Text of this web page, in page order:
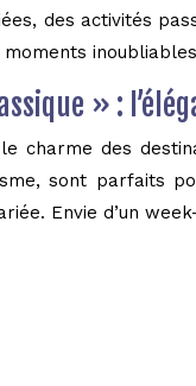
des activités
» :
charme des
sont parfaits
Envie d’un